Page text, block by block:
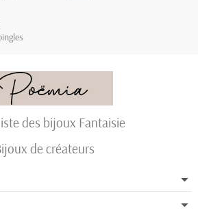
des bijoux Fantaisie
de créateurs